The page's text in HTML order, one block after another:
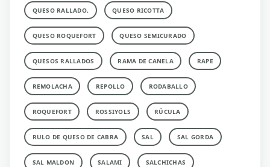
QUESO RALLADO. QUESO RICOTTA
QUESO ROQUEFORT QUESO SEMICURADO
QUESOS RALLADOS RAMA DE CANELA RAPE
REMOLACHA REPOLLO RODABALLO
ROQUEFORT ROSSIYOLS RÚCULA
RULO DE QUESO DE CABRA SAL SAL GORDA
SAL MALDON SALAMI SALCHICHAS